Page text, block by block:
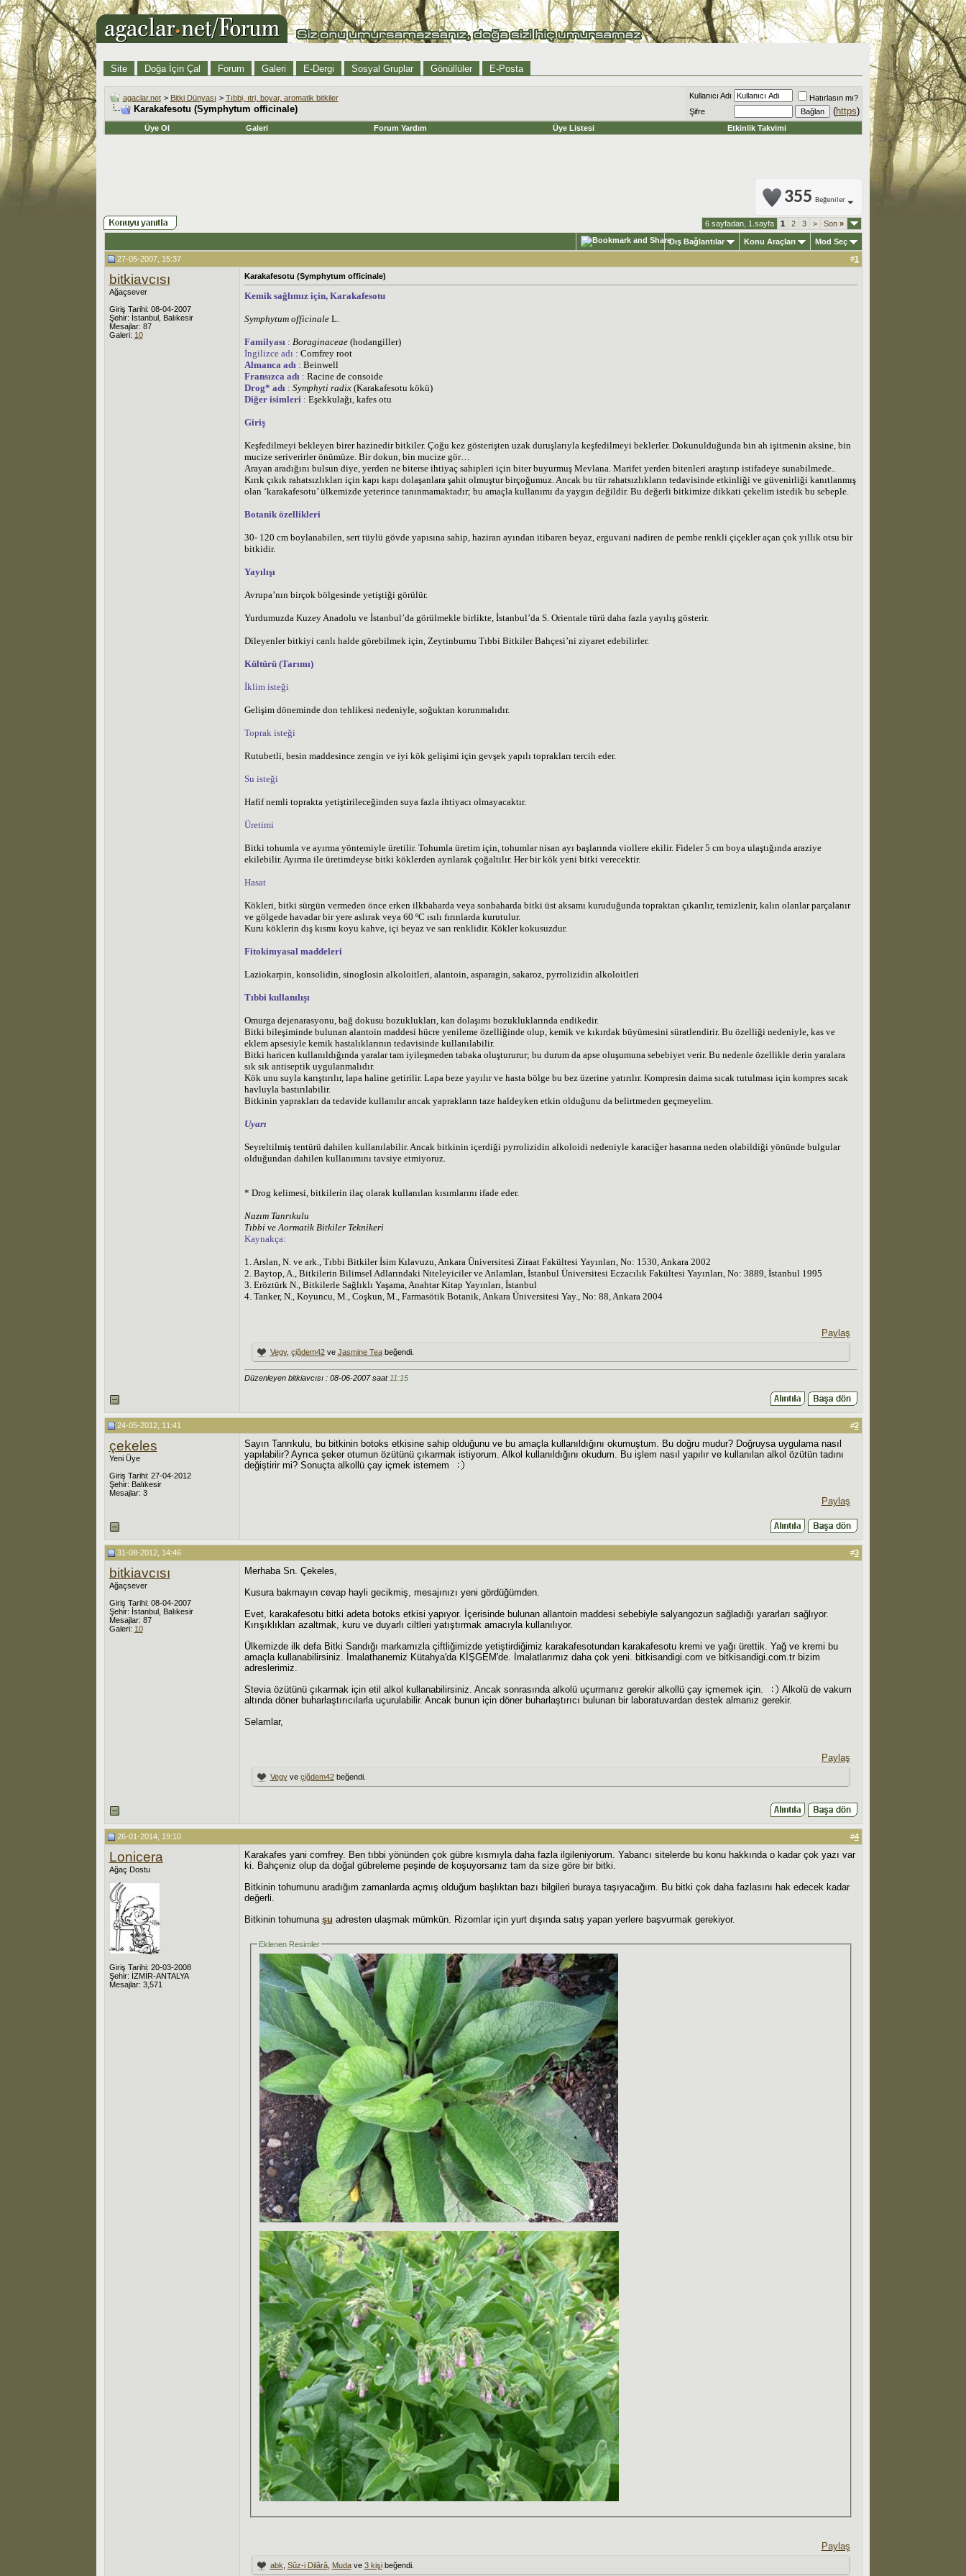
Site Doğa İçin Çal Forum Galeri E-Dergi Sosyal Gruplar Gönüllüler E-Posta
agaclar.net > Bitki Dünyası > Tıbbi, ıtri, boyar, aromatik bitkiler
Karakafesotu (Symphytum officinale)
Kullanıcı Adı
Hatırlasın mı?
Şifre
(https)
Üye Ol Galeri Forum Yardım Üye Listesi Etkinlik Takvimi
355 Beğeniler
6 sayfadan, 1.sayfa 1 2 3 > Son»
Dış Bağlantılar Konu Araçları
Mod Seç
27-05-2007, 15:37
#1
bitkiavcısı
Ağaçsever
Giriş Tarihi: 08-04-2007
Şehir: İstanbul, Balıkesir
Mesajlar: 87
Galeri: 10
Karakafesotu (Symphytum officinale)
Kemik sağlımız için, Karakafesotu
Symphytum officinaleL.
Familyası : Boraginaceae(hodangiller)
İngilizce adı : Comfrey root
Almanca adı : Beinwell
Fransızca adı : Racine de consoide
Drog* adı : Symphyti radix (Karakafesotu kökü)
Diğer isimleri : Eşekkulağı, kafes otu
Giriş
Keşfedilmeyi bekleyen birer hazinedir bitkiler. Çoğu kez gösterişten uzak duruşlarıyla keşfedilmeyi beklerler. Dokunulduğunda bin ah işitmenin aksine, bin
mucize seriverirler önümüze. Bir dokun, bin mucize gör…
Arayan aradığını bulsun diye, yerden ne biterse ihtiyaç sahipleri için biter buyurmuş Mevlana. Marifet yerden bitenleri araştırıp istifadeye sunabilmede..
Kırık çıkık rahatsızlıkları için kapı kapı dolaşanlara şahit olmuştur birçoğumuz. Ancak bu tür rahatsızlıkların tedavisinde etkinliği ve güvenirliği kanıtlanmış
olan ‘karakafesotu’ ülkemizde yeterince tanınmamaktadır; bu amaçla kullanımı da yaygın değildir. Bu değerli bitkimize dikkati çekelim istedik bu sebeple.
Botanik özellikleri
30- 120 cm boylanabilen, sert tüylü gövde yapısına sahip, haziran ayından itibaren beyaz, erguvani nadiren de pembe renkli çiçekler açan çok yıllık otsu bir
bitkidir.
Yayılışı
Avrupa’nın birçok bölgesinde yetiştiği görülür.
Yurdumuzda Kuzey Anadolu ve İstanbul’da görülmekle birlikte, İstanbul’da S. Orientale türü daha fazla yayılış gösterir.
Dileyenler bitkiyi canlı halde görebilmek için, Zeytinburnu Tıbbi Bitkiler Bahçesi’ni ziyaret edebilirler.
Kültürü (Tarımı)
İklim isteği
Gelişim döneminde don tehlikesi nedeniyle, soğuktan korunmalıdır.
Toprak isteği
Rutubetli, besin maddesince zengin ve iyi kök gelişimi için gevşek yapılı toprakları tercih eder.
Su isteği
Hafif nemli toprakta yetiştirileceğinden suya fazla ihtiyacı olmayacaktır.
Üretimi
Bitki tohumla ve ayırma yöntemiyle üretilir. Tohumla üretim için, tohumlar nisan ayı başlarında viollere ekilir. Fideler 5 cm boya ulaştığında araziye
ekilebilir. Ayırma ile üretimdeyse bitki köklerden ayrılarak çoğaltılır. Her bir kök yeni bitki verecektir.
Hasat
Kökleri, bitki sürgün vermeden önce erken ilkbaharda veya sonbaharda bitki üst aksamı kuruduğunda topraktan çıkarılır, temizlenir, kalın olanlar parçalanır
ve gölgede havadar bir yere aslırak veya 60 ºC ısılı fırınlarda kurutulur.
Kuru köklerin dış kısmı koyu kahve, içi beyaz ve sarı renklidir. Kökler kokusuzdur.
Fitokimyasal maddeleri
Laziokarpin, konsolidin, sinoglosin alkoloitleri, alantoin, asparagin, sakaroz, pyrrolizidin alkoloitleri
Tıbbi kullanılışı
Omurga dejenarasyonu, bağ dokusu bozuklukları, kan dolaşımı bozukluklarında endikedir.
Bitki bileşiminde bulunan alantoin maddesi hücre yenileme özelliğinde olup, kemik ve kıkırdak büyümesini süratlendirir. Bu özelliği nedeniyle, kas ve
eklem apsesiyle kemik hastalıklarının tedavisinde kullanılabilir.
Bitki haricen kullanıldığında yaralar tam iyileşmeden tabaka oluştururur; bu durum da apse oluşumuna sebebiyet verir. Bu nedenle özellikle derin yaralara
sık sık antiseptik uygulanmalıdır.
Kök unu suyla karıştırılır, lapa haline getirilir. Lapa beze yayılır ve hasta bölge bu bez üzerine yatırılır. Kompresin daima sıcak tutulması için kompres sıcak
havluyla bastırılabilir.
Bitkinin yaprakları da tedavide kullanılır ancak yaprakların taze haldeyken etkin olduğunu da belirtmeden geçmeyelim.
Uyarı
Seyreltilmiş tentürü dahilen kullanılabilir. Ancak bitkinin içerdiği pyrrolizidin alkoloidi nedeniyle karaciğer hasarına neden olabildiği yönünde bulgular
olduğundan dahilen kullanımını tavsiye etmiyoruz.
* Drog kelimesi, bitkilerin ilaç olarak kullanılan kısımlarını ifade eder.
Nazım Tanrıkulu
Tıbbi ve Aormatik Bitkiler Teknikeri
Kaynakça:
1. Arslan, N. ve ark., Tıbbi Bitkiler İsim Kılavuzu, Ankara Üniversitesi Ziraat Fakültesi Yayınları, No: 1530, Ankara 2002
2. Baytop, A., Bitkilerin Bilimsel Adlarındaki Niteleyiciler ve Anlamları, İstanbul Üniversitesi Eczacılık Fakültesi Yayınları, No: 3889, İstanbul 1995
3. Eröztürk N., Bitkilerle Sağlıklı Yaşama, Anahtar Kitap Yayınları, İstanbul
4. Tanker, N., Koyuncu, M., Coşkun, M., Farmasötik Botanik, Ankara Üniversitesi Yay., No: 88, Ankara 2004
Paylaş
Vegy, çiğdem42ve Jasmine Teabeğendi.
Düzenleyen bitkiavcısı : 08-06-2007 saat11:15
24-05-2012, 11:41 #2
çekeles
Yeni Üye
Giriş Tarihi: 27-04-2012
Şehir: Balıkesir
Mesajlar: 3
Sayın Tanrıkulu, bu bitkinin botoks etkisine sahip olduğunu ve bu amaçla kullanıldığını okumuştum. Bu doğru mudur? Doğruysa uygulama nasıl
yapılabilir? Ayrıca şeker otumun özütünü çıkarmak istiyorum. Alkol kullanıldığını okudum. Bu işlem nasıl yapılır ve kullanılan alkol özütün tadını
değiştirir mi? Sonuçta alkollü çay içmek istemem
Paylaş
31-08-2012, 14:46 #3
bitkiavcısı
Ağaçsever
Giriş Tarihi: 08-04-2007
Şehir: İstanbul, Balıkesir
Mesajlar: 87
Galeri: 10
Merhaba Sn. Çekeles,
Kusura bakmayın cevap hayli gecikmiş, mesajınızı yeni gördüğümden.
Evet, karakafesotu bitki adeta botoks etkisi yapıyor. İçerisinde bulunan allantoin maddesi sebebiyle salyangozun sağladığı yararları sağlıyor.
Kırışıklıkları azaltmak, kuru ve duyarlı ciltleri yatıştırmak amacıyla kullanılıyor.
Ülkemizde ilk defa Bitki Sandığı markamızla çiftliğimizde yetiştirdiğimiz karakafesotundan karakafesotu kremi ve yağı ürettik. Yağ ve kremi bu
amaçla kullanabilirsiniz. İmalathanemiz Kütahya'da KİŞGEM'de. İmalatlarımız daha çok yeni. bitkisandigi.com ve bitkisandigi.com.tr bizim
adreslerimiz.
Stevia özütünü çıkarmak için etil alkol kullanabilirsiniz. Ancak sonrasında alkolü uçurmanız gerekir alkollü çay içmemek için.
Alkolü de vakum
altında döner buharlaştırıcılarla uçurulabilir. Ancak bunun için döner buharlaştırıcı bulunan bir laboratuvardan destek almanız gerekir.
Selamlar,
Paylaş
Vegyve çiğdem42beğendi.
26-01-2014, 19:10 #4
Lonicera
Ağaç Dostu
Giriş Tarihi: 20-03-2008
Şehir: İZMİR-ANTALYA
Mesajlar: 3,571
Karakafes yani comfrey. Ben tıbbi yönünden çok gübre kısmıyla daha fazla ilgileniyorum. Yabancı sitelerde bu konu hakkında o kadar çok yazı var
ki. Bahçeniz olup da doğal gübreleme peşinde de koşuyorsanız tam da size göre bir bitki.
Bitkinin tohumunu aradığım zamanlarda açmış olduğum başlıktan bazı bilgileri buraya taşıyacağım. Bu bitki çok daha fazlasını hak edecek kadar
değerli.
Bitkinin tohumuna şu adresten ulaşmak mümkün. Rizomlar için yurt dışında satış yapan yerlere başvurmak gerekiyor.
Eklenen Resimler
Paylaş
abk Sûz-i Dilârâ, Mudave 3 kişibeğendi.